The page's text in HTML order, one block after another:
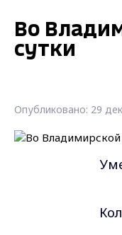
Во
сутки
Опубликовано: 29